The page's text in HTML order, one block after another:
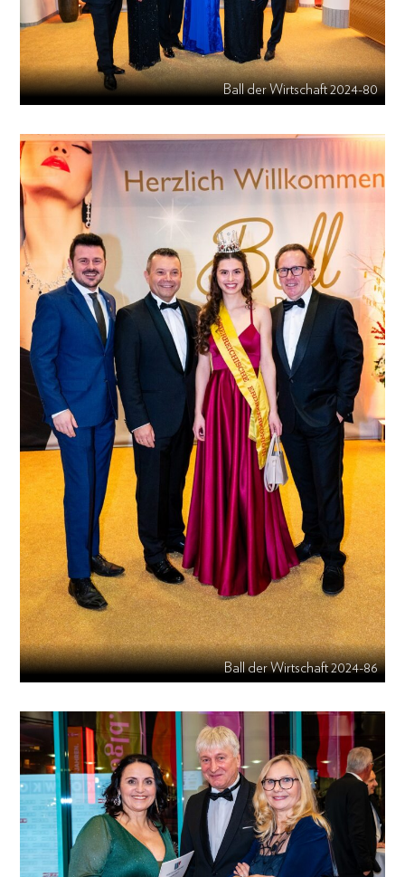
Ball der Wirtschaft 2024-80
Ball der Wirtschaft 2024-86